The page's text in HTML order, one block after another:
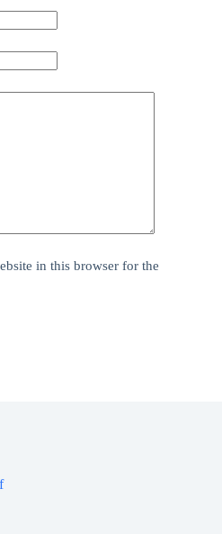
in this browser for the